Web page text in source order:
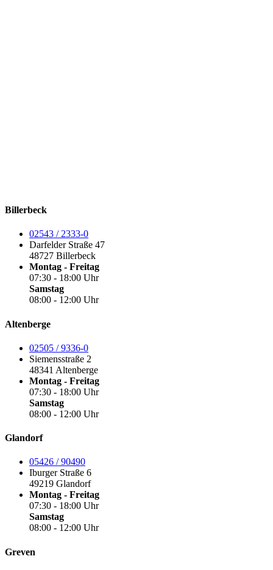
Billerbeck
02543 / 2333-0
Darfelder Straße 47
48727 Billerbeck
Montag - Freitag
07:30 - 18:00 Uhr
Samstag
08:00 - 12:00 Uhr
Altenberge
02505 / 9336-0
Siemensstraße 2
48341 Altenberge
Montag - Freitag
07:30 - 18:00 Uhr
Samstag
08:00 - 12:00 Uhr
Glandorf
05426 / 90490
Iburger Straße 6
49219 Glandorf
Montag - Freitag
07:30 - 18:00 Uhr
Samstag
08:00 - 12:00 Uhr
Greven